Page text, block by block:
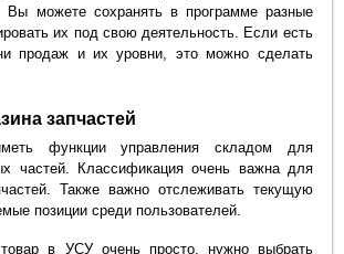
можете сохранять в программе разные
их под свою деятельность. Если есть
продаж и их уровни, это можно сделать
запчастей
функции управления складом для
частей. Классификация очень важна для
Также важно отслеживать текущую
позиции среди пользователей.
в УСУ очень просто, нужно выбрать